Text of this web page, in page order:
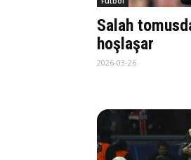
Salah
hoşlaşar
2026-03-26